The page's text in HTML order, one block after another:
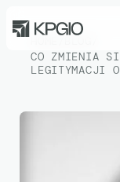
CO ZMIENIA
LEGITYMACJI